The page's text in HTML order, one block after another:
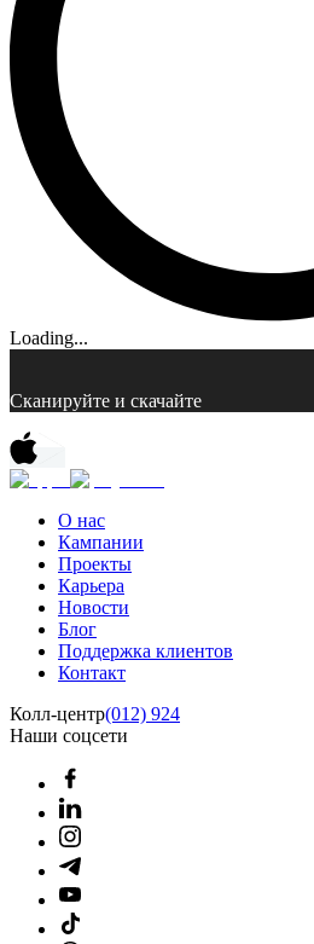
Loading...
Сканируйте и скачайте
О нас
Кампании
Проекты
Карьера
Новости
Блог
Поддержка клиентов
Контакт
Колл-центр(012) 924
Наши соцсети